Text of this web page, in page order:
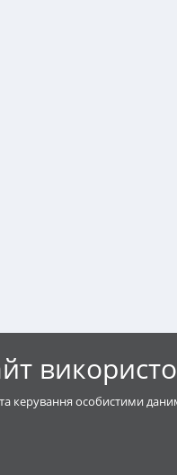
керування особистими